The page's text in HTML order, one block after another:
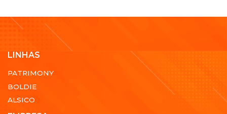
LINHAS
PATRIMONY
BOLDIE
ALSICO